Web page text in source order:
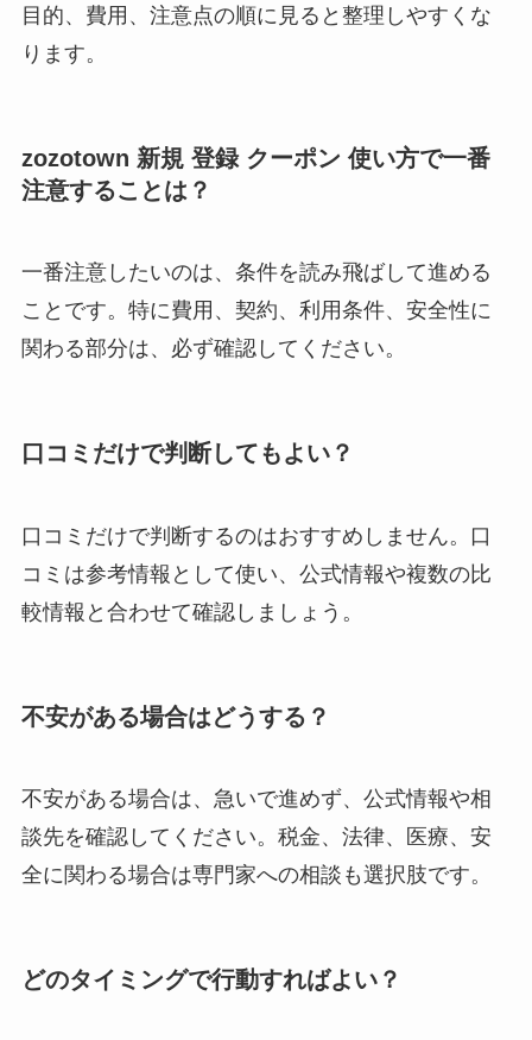
目的、費用、注意点の順に見ると整理しやすくな
ります。
zozotown 新規 登録 クーポン 使い方で一番
注意することは？
一番注意したいのは、条件を読み飛ばして進める
ことです。特に費用、契約、利用条件、安全性に
関わる部分は、必ず確認してください。
口コミだけで判断してもよい？
口コミだけで判断するのはおすすめしません。口
コミは参考情報として使い、公式情報や複数の比
較情報と合わせて確認しましょう。
不安がある場合はどうする？
不安がある場合は、急いで進めず、公式情報や相
談先を確認してください。税金、法律、医療、安
全に関わる場合は専門家への相談も選択肢です。
どのタイミングで行動すればよい？